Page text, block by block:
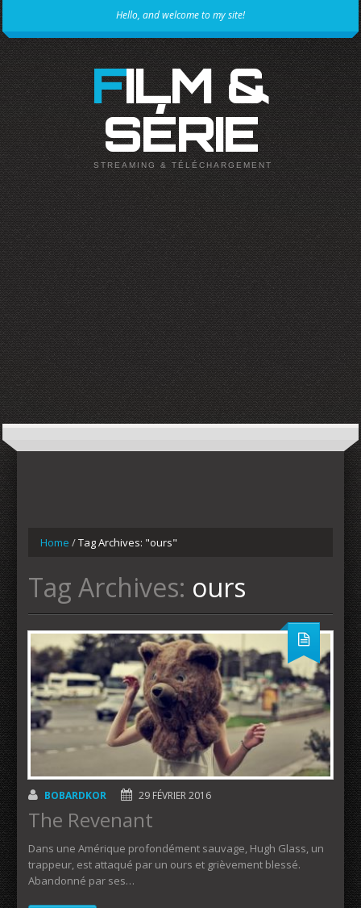
Hello, and welcome to my site!
FILM &
SÉRIE
STREAMING & TÉLÉCHARGEMENT
Home /Tag Archives: "ours"
Tag Archives: ours
BOBARDKOR 29 FÉVRIER 2016
The Revenant
Dans une Amérique profondément sauvage, Hugh Glass, un
trappeur, est attaqué par un ours et grièvement blessé.
Abandonné par ses…